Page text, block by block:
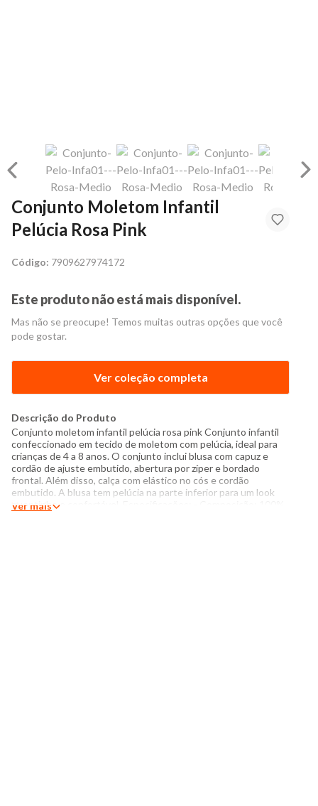
Conjunto Moletom Infantil
Pelúcia Rosa Pink
Código: 7909627974172
Este produto não está mais disponível.
Mas não se preocupe! Temos muitas outras opções que você
pode gostar.
Ver coleção completa
Descrição do Produto
Conjunto moletom infantil pelúcia rosa pink Conjunto infantil
confeccionado em tecido de moletom com pelúcia, ideal para
crianças de 4 a 8 anos. O conjunto inclui blusa com capuz e
cordão de ajuste embutido, abertura por zíper e bordado
frontal. Além disso, calça com elástico no cós e cordão
embutido. A blusa tem pelúcia na parte inferior para um look
quentinho e confortável. Especificações: - Composição: 100%
Ver mais